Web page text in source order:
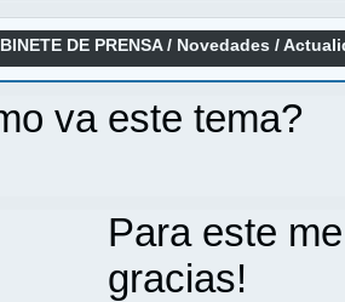
DE PRENSA/ Novedades /
va este tema?
Para este
gracias!